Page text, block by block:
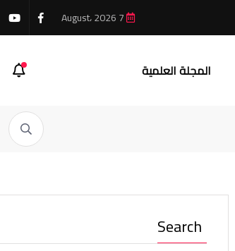
المجلة العلمية
Search